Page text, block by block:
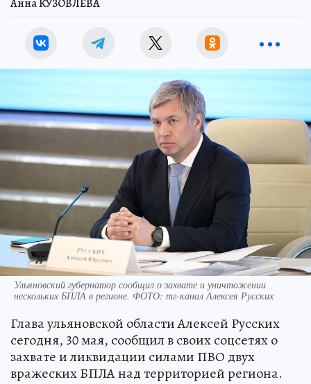
Анна КУЗОВЛЕВА
Ульяновский губернатор сообщил о захвате и уничтожении
нескольких БПЛА в регионе. ФОТО: тг-канал Алексея Русских
Глава ульяновской области Алексей Русских
сегодня, 30 мая, сообщил в своих соцсетях о
захвате и ликвидации силами ПВО двух
вражеских БПЛА над территорией региона.